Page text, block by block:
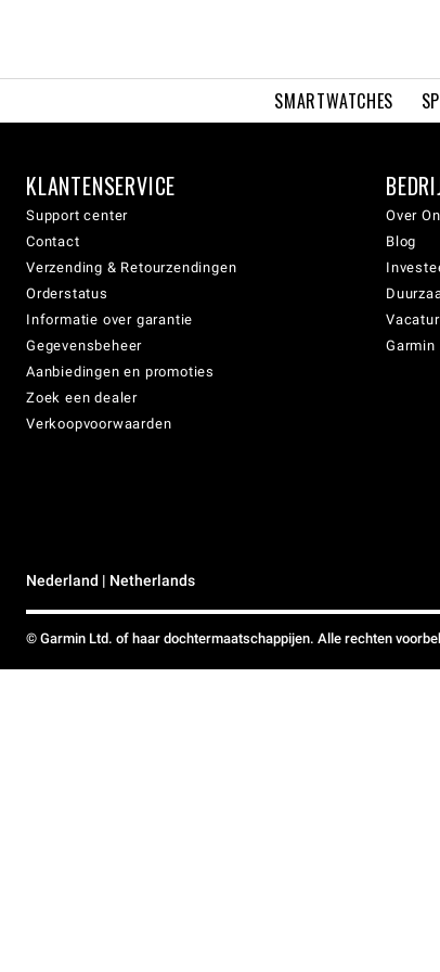
SMARTWATCHES
KLANTENSERVICE
Support center
Contact
Verzending & Retourzendingen
Orderstatus
Informatie over garantie
Gegevensbeheer
Aanbiedingen en promoties
Zoek een dealer
Verkoopvoorwaarden
Over
Blog
Garmin
Nederland | Netherlands
© Garmin Ltd. of haar dochtermaatschappijen. Alle rechten